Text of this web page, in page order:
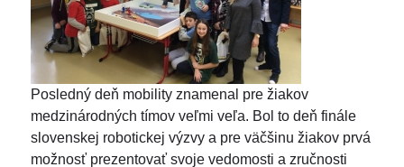
Posledný deň mobility znamenal pre žiakov
medzinárodných tímov veľmi veľa. Bol to deň finále
slovenskej robotickej výzvy a pre väčšinu žiakov prvá
možnosť prezentovať svoje vedomosti a zručnosti